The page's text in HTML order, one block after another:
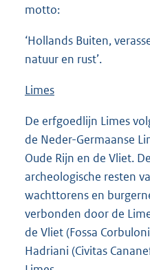
motto:
‘Hollands Buiten,
natuur en rust’.
Limes
De erfgoedlijn Limes
de Neder-Germaanse
Oude Rijn en de Vliet.
archeologische resten
wachttorens en
verbonden door de
de Vliet (Fossa
Hadriani (Civitas